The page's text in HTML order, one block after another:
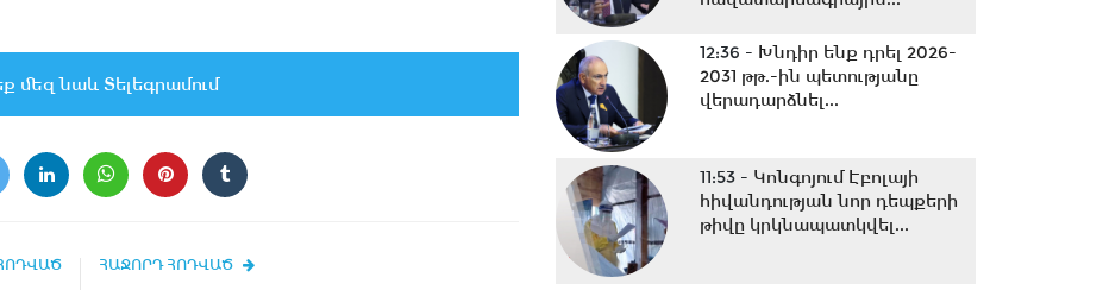
մեզ նաև Տելեգրամում
ՀԱՋՈՐԴ ՀՈԴՎԱԾ
12:36 - Խնդիր ենք դրել 2026-
2031 թթ.-ին պետությանը
վերադարձնել...
11:53 - Կոնգոյում Էբոլայի
հիվանդության նոր դեպքերի
թիվը կրկնապատկվել...